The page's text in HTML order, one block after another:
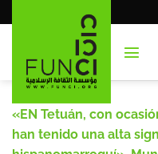
al
«EN Tetuán, con
han tenido una alta